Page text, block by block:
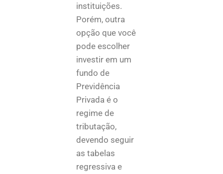
instituições.
Porém, outra
opção que você
pode escolher
investir em um
fundo de
Previdência
Privada é o
regime de
tributação,
devendo seguir
as tabelas
regressiva e